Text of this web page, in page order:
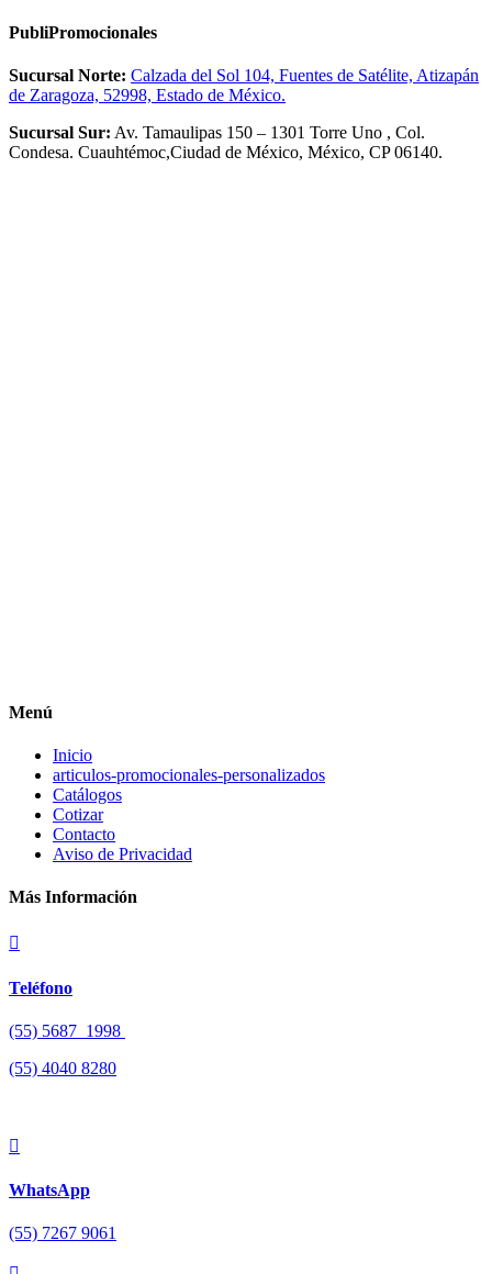
PubliPromocionales
Sucursal Norte: Calzada del Sol 104, Fuentes de Satélite, Atizapán
de Zaragoza, 52998, Estado de México.
Sucursal Sur: Av. Tamaulipas 150 – 1301 Torre Uno , Col.
Condesa. Cuauhtémoc,Ciudad de México, México, CP 06140.
Menú
Inicio
articulos-promocionales-personalizados
Catálogos
Cotizar
Contacto
Aviso de Privacidad
Más Información

Teléfono
(55) 5687 1998
(55) 4040 8280

WhatsApp
(55) 7267 9061